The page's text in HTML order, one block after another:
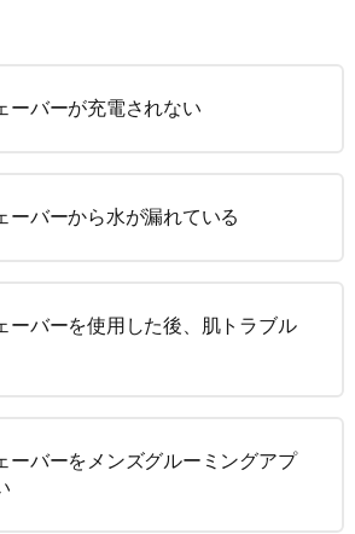
ーバーが充電されない
ーバーから水が漏れている
ーバーを使用した後、肌トラブル
ーバーをメンズグルーミングアプ